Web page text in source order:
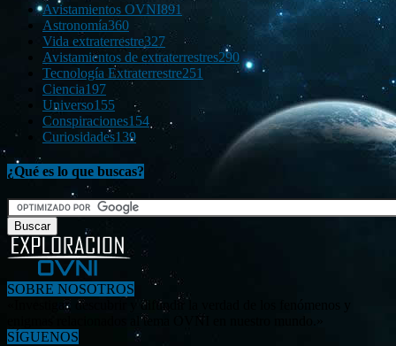
Avistamientos OVNI891
Astronomía360
Vida extraterrestre327
Avistamientos de extraterrestres290
Tecnología Extraterrestre251
Ciencia197
Universo155
Conspiraciones154
Curiosidades139
¿Qué es lo que buscas?
SOBRE NOSOTROS
«Investigar, descubrir y difundir la verdad de los fenómenos y
enigmas relacionados al tema OVNI en nuestro mundo.»
SÍGUENOS